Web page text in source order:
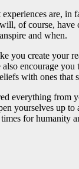
are,
of course,
and when.
you create
encourage
with ones that
everything
yourselves up
for humanity